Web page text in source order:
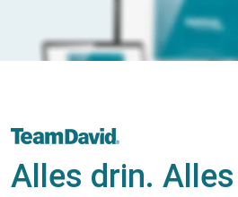
Update
Alles drin.